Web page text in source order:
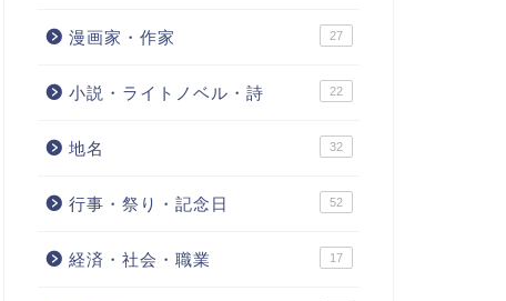
漫画家・作家 27
小説・ライトノベル・詩 22
地名 32
行事・祭り・記念日 52
経済・社会・職業 17